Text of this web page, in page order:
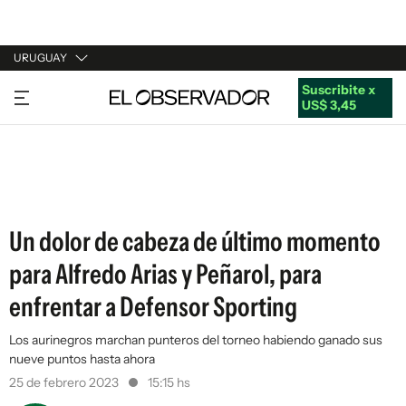
URUGUAY
URUGUAY
ARGENTINA
Suscribite x
US$ 3,45
Un dolor de cabeza de último momento
para Alfredo Arias y Peñarol, para
enfrentar a Defensor Sporting
Los aurinegros marchan punteros del torneo habiendo ganado sus
nueve puntos hasta ahora
25 de febrero 2023
15:15 hs